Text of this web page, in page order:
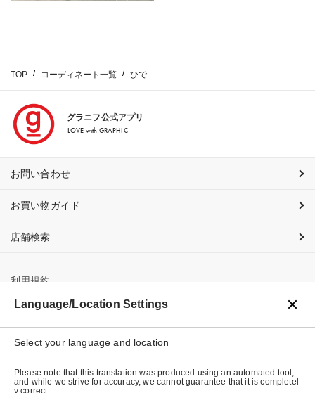
TOP コーディネート一覧 ひで
グラニフ公式アプリ
LOVE with GRAPHIC
お問い合わせ
お買い物ガイド
店舗検索
利用規約
プライバシーポリシー
特定商取引法に基づく表示
会社概要
Language/Location Settings
Select your language and location
Please note that this translation was produced using an automated tool,
and while we strive for accuracy, we cannot guarantee that it is completel
y correct.